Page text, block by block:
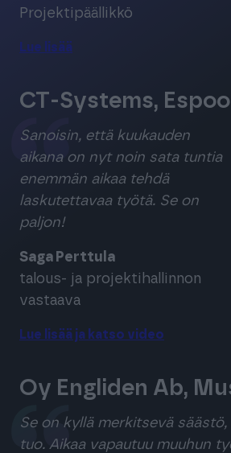
Projektipäällikkö
Lue lisää
CT-Systems, Espoo
Sanoisin, että kuukauden
aikana on nyt noin sata tuntia
enemmän aikaa tehdä
laskutettavaa työtä. Se on
paljon!
Saga Perttula
talous- ja projektihallinnon
vastaava
Lue lisää ja katso video
Oy Engliden Ab,
Se on kyllä merkitsevä säästö,
tuo. Aikaa vapautuu muuhun